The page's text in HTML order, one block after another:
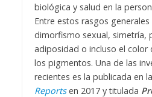
biológica y salud en la
Entre estos rasgos generales
dimorfismo sexual, simetría,
adiposidad o incluso el color
los pigmentos. Una de las
recientes es la publicada en
Reportsen 2017 y titulada